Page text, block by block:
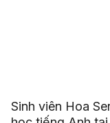
Sinh viên Hoa